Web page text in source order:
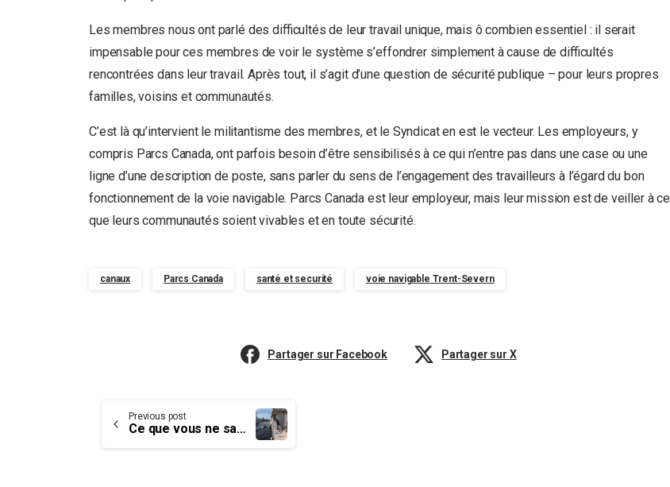
Les membres nous ont parlé des difficultés de leur travail unique, mais ô combien essentiel : il serait
impensable pour ces membres de voir le système s’effondrer simplement à cause de difficultés
rencontrées dans leur travail. Après tout, il s’agit d’une question de sécurité publique – pour leurs propres
familles, voisins et communautés.
C’est là qu’intervient le militantisme des membres, et le Syndicat en est le vecteur. Les employeurs, y
compris Parcs Canada, ont parfois besoin d’être sensibilisés à ce qui n’entre pas dans une case ou une
ligne d’une description de poste, sans parler du sens de l’engagement des travailleurs à l’égard du bon
fonctionnement de la voie navigable. Parcs Canada est leur employeur, mais leur mission est de veiller à ce
que leurs communautés soient vivables et en toute sécurité.
canaux Parcs Canada santé et securité voie navigable Trent-Severn
Partager sur Facebook Partager sur X
Continue
Previous post
Ce que vous ne saviez pas sur la voie navigable Trent-Severn – Partie 1 : Régularisation des eaux